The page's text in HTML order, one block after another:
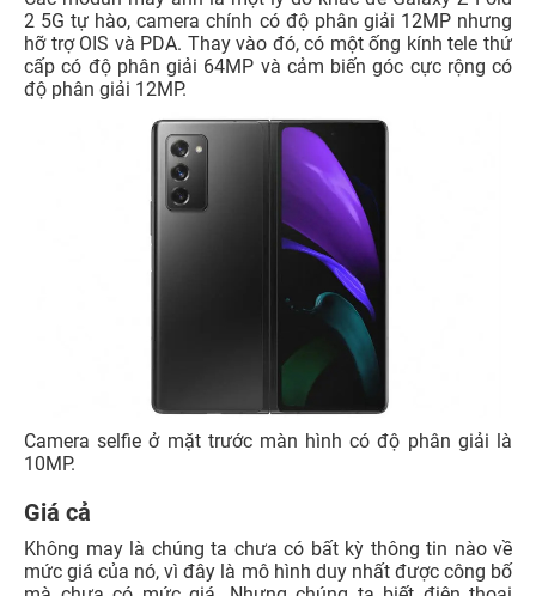
2 5G tự hào, camera chính có độ phân giải 12MP nhưng
hỡ trợ OIS và PDA. Thay vào đó, có một ống kính tele thứ
cấp có độ phân giải 64MP và cảm biến góc cực rộng có
độ phân giải 12MP.
Camera selfie ở mặt trước màn hình có độ phân giải là
10MP.
Giá cả
Không may là chúng ta chưa có bất kỳ thông tin nào về
mức giá của nó, vì đây là mô hình duy nhất được công bố